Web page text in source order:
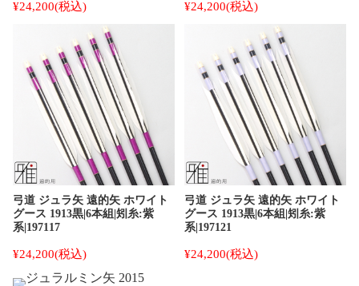
¥24,200(税込) ¥24,200(税込)
弓道 ジュラ矢 遠的矢 ホワイト
グース 1913黒|6本組|矧糸:紫
系|197117
¥24,200(税込)
弓道 ジュラ矢 遠的矢 ホワイト
グース 1913黒|6本組|矧糸:紫
系|197121
¥24,200(税込)